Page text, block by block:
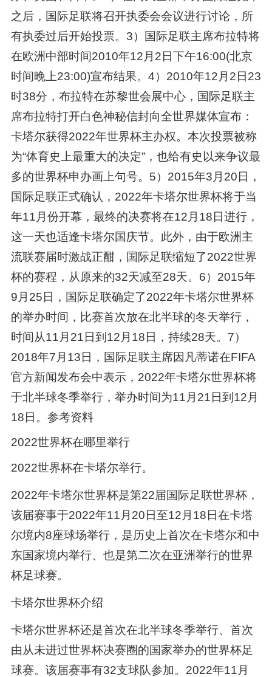
之后，国际足联将召开执委会会议进行讨论，所
有执委过后开始投票。3）国际足联主席布拉特将
在欧洲中部时间2010年12月2日下午16:00(北京
时间晚上23:00)宣布结果。4）2010年12月2日23
时38分，布拉特在苏黎世会展中心，国际足联主
席布拉特打开白色神秘信封向全世界媒体宣布：
卡塔尔获得2022年世界杯主办权。本次投票被称
为“体育史上最重大的决定”，也给有史以来争议最
多的世界杯申办画上句号。5）2015年3月20日，
国际足联正式确认，2022年卡塔尔世界杯将于当
年11月份开幕，最终的决赛将在12月18日进行，
这一天也适逢卡塔尔国庆节。此外，由于欧洲主
流联赛届时激战正酣，国际足联缩短了2022世界
杯的赛程，从原来的32天减至28天。6）2015年
9月25日，国际足联确定了2022年卡塔尔世界杯
的举办时间，比赛首次放在北半球的冬天举行，
时间从11月21日到12月18日，持续28天。7）
2018年7月13日，国际足联主席因凡蒂诺在FIFA
官方新闻发布会中表示，2022年卡塔尔世界杯将
于北半球冬季举行，举办时间为11月21日到12月
18日。参考资料
2022世界杯在哪里举行
2022世界杯在卡塔尔举行。
2022年卡塔尔世界杯是第22届国际足联世界杯，
该届赛事于2022年11月20日至12月18日在卡塔
尔境内8座球场举行，是历史上首次在卡塔尔和中
东国家境内举行、也是第二次在亚洲举行的世界
杯足球赛。
卡塔尔世界杯介绍
卡塔尔世界杯还是首次在北半球冬季举行、首次
由从未进过世界杯决赛圈的国家举办的世界杯足
球赛。该届赛事有32支球队参加。2022年11月